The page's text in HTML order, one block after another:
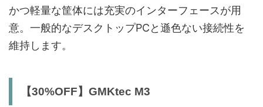
かつ軽量な筐体には充実のインターフェースが用
意。一般的なデスクトップPCと遜色ない接続性を
維持します。
【30%OFF】GMKtec M3